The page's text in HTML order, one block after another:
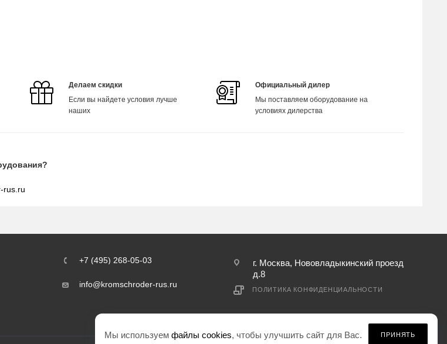
Делаем скидки
Если вы найдете условия лучше
наших
Официальный дилер
Мы поставляем оборудование на
условиях дилерства
rus.ru
+7 (495) 268-05-03
info@kromschroder-rus.ru
г. Москва, Нововладыкинский проезд
д.8
ПОЛИТИКА КОНФИДЕНЦИАЛЬНОСТИ
Мы используемфайлы cookies, чтобы улучшить сайт для Вас. ПРИНЯТЬ